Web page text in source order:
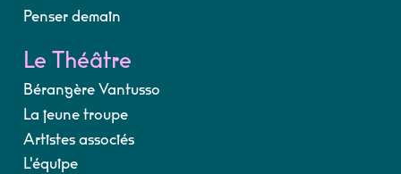
Penser demain
Le Théâtre
Bérangère Vantusso
La jeune troupe
Artistes associés
L'équipe